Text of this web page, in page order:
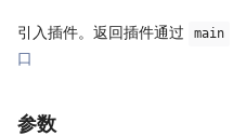
引入插件。返回插件通过 main
口
参数